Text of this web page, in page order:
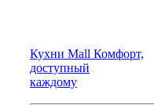
Кухни Mall Комфорт,
доступный
каждому